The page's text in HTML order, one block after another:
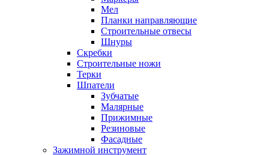
Мел
Планки направляющие
Строительные отвесы
Шнуры
Скребки
Строительные ножи
Терки
Шпатели
Зубчатые
Малярные
Прижимные
Резиновые
Фасадные
Зажимной инструмент